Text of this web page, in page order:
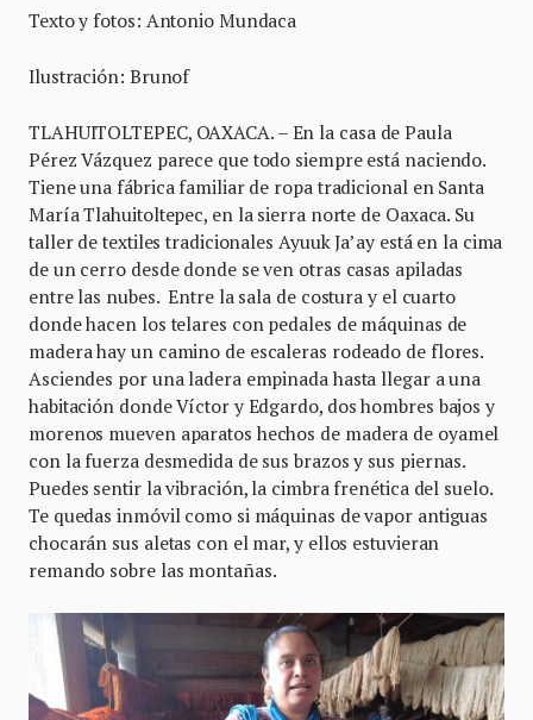
Texto y fotos: Antonio Mundaca
Ilustración: Brunof
TLAHUITOLTEPEC, OAXACA. – En la casa de Paula
Pérez Vázquez parece que todo siempre está naciendo.
Tiene una fábrica familiar de ropa tradicional en Santa
María Tlahuitoltepec, en la sierra norte de Oaxaca. Su
taller de textiles tradicionales Ayuuk Ja’ay está en la cima
de un cerro desde donde se ven otras casas apiladas
entre las nubes. Entre la sala de costura y el cuarto
donde hacen los telares con pedales de máquinas de
madera hay un camino de escaleras rodeado de flores.
Asciendes por una ladera empinada hasta llegar a una
habitación donde Víctor y Edgardo, dos hombres bajos y
morenos mueven aparatos hechos de madera de oyamel
con la fuerza desmedida de sus brazos y sus piernas.
Puedes sentir la vibración, la cimbra frenética del suelo.
Te quedas inmóvil como si máquinas de vapor antiguas
chocarán sus aletas con el mar, y ellos estuvieran
remando sobre las montañas.